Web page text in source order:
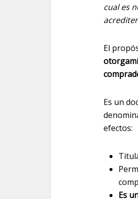
cual es
El
Es un
efectos:
Es